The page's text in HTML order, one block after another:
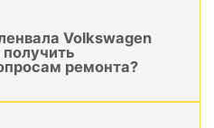
Volkswagen
ремонта?